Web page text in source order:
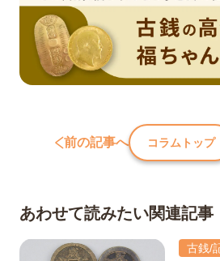
前の記事へ コラムトップ
あわせて読みたい関連記事
古銭/